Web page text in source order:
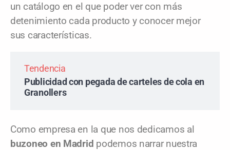
un catálogo en el que poder ver con más
detenimiento cada producto y conocer mejor
sus características.
Tendencia
Publicidad con pegada de carteles de cola en
Granollers
Como empresa en la que nos dedicamos al
buzoneo en Madrid podemos narrar nuestra